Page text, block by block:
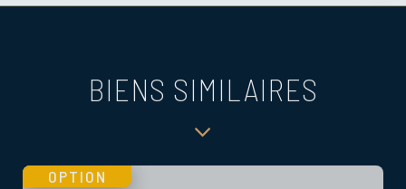
BIENS SIMILAIRES
OPTION